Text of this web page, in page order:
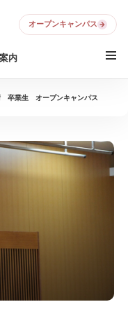
内
オープンキャンパス
卒業生 オープンキャンパス